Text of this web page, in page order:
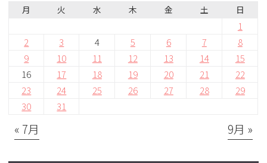
月 火 水 木 金 土 日
1
2
3 4 5 6 7
8
9
10 11 12 13 14
15
16
17 18 19 20 21
22
23
24 25 26 27 28
29
30
31
« 7月 9月 »